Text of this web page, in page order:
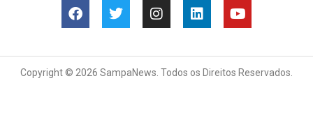
Copyright © 2026 SampaNews. Todos os Direitos Reservados.